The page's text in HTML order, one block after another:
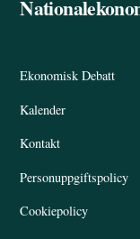
Ekonomisk Debatt
Kalender
Kontakt
Personuppgiftspolicy
Cookiepolicy